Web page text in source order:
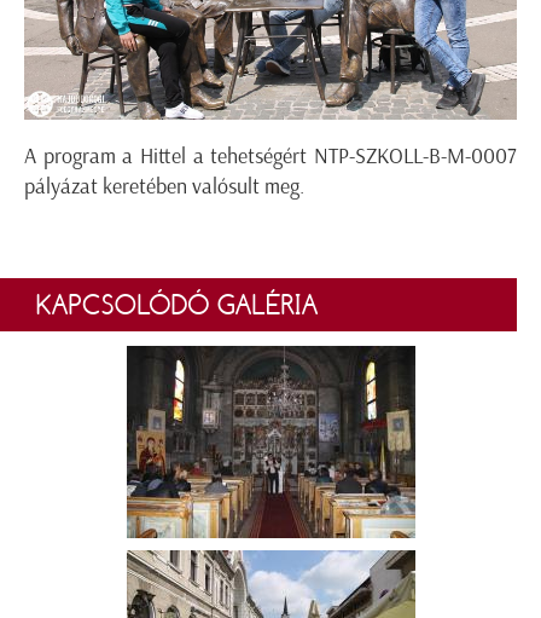
A program a Hittel a tehetségért NTP-SZKOLL-B-M-0007
pályázat keretében valósult meg.
KAPCSOLÓDÓ GALÉRIA